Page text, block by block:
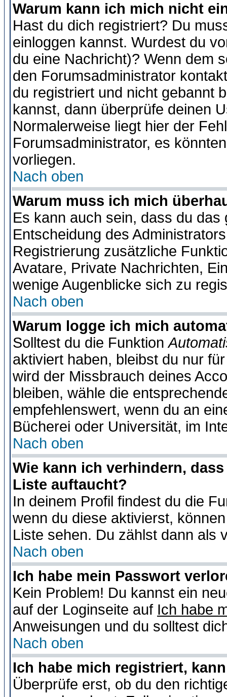
Warum kann ich mich nicht
Hast du dich registriert? Du
einloggen kannst. Wurdest du
du eine Nachricht)? Wenn dem
den Forumsadministrator
du registriert und nicht gebannt
kannst, dann überprüfe deinen
Normalerweise liegt hier der
Forumsadministrator, es
vorliegen.
Nach oben
Warum muss ich mich
Es kann auch sein, dass du
Entscheidung des
Registrierung zusätzliche
Avatare, Private Nachrichten,
wenige Augenblicke sich zu
Nach oben
Warum logge ich mich
Solltest du die Funktion
aktiviert haben, bleibst du nur
wird der Missbrauch deines
bleiben, wähle die
empfehlenswert, wenn du an
Bücherei oder Universität, im
Nach oben
Wie kann ich verhindern,
Liste auftaucht?
In deinem Profil findest du die
wenn du diese aktivierst,
Liste sehen. Du zählst dann als
Nach oben
Ich habe mein Passwort
Kein Problem! Du kannst ein
auf der Loginseite auf Ich habe
Anweisungen und du solltest
Nach oben
Ich habe mich registriert,
Überprüfe erst, ob du den